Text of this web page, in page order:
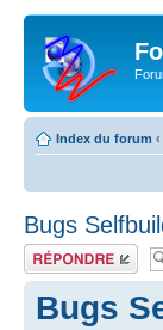
Index du forum ‹
Bugs
Répondre
Bugs